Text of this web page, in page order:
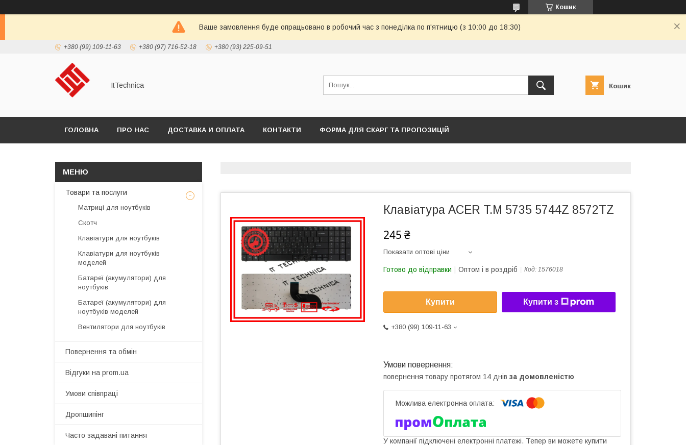
Кошик
Ваше замовлення буде опрацьовано в робочий час з понеділка по п'ятницю (з 10:00 до 18:30)
+380 (99) 109-11-63 +380 (97) 716-52-18 +380 (93) 225-09-51
ItTechnica Кошик
ГОЛОВНА ПРО НАС ДОСТАВКА И ОПЛАТА КОНТАКТИ ФОРМА ДЛЯ СКАРГ ТА ПРОПОЗИЦІЙ
Клавіатура ACER T.M 5735 5744Z 8572TZ
245 ₴
Показати оптові ціни
Готово до відправки Оптом і в роздріб Код: 1576018
Купити Купити з
+380 (99) 109-11-63
повернення товару протягом 14 днів за домовленістю
У компанії підключені електронні платежі. Тепер ви можете купити
Товари та послуги
Матриці для ноутбуків
Скотч
Клавіатури для ноутбуків
Клавіатури для ноутбуків
моделей
Батареї (акумулятори) для
ноутбуків
Батареї (акумулятори) для
ноутбуків моделей
Вентилятори для ноутбуків
Повернення та обмін
Відгуки на prom.ua
Умови співпраці
Дропшипінг
Часто задавані питання